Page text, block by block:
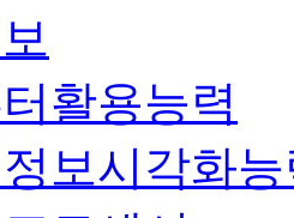
활용능력
보시각화